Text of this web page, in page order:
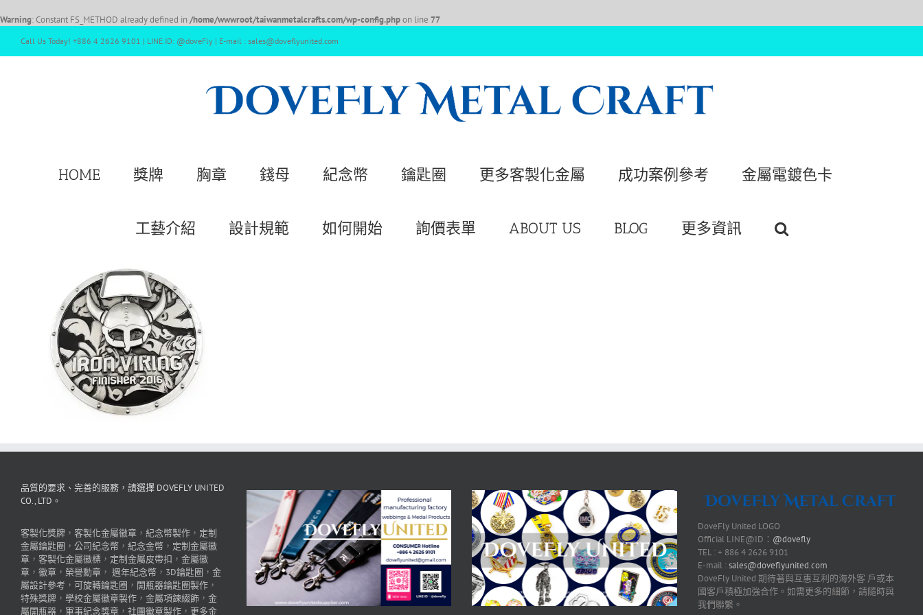
Warning: Constant FS_METHOD already defined in /home/wwwroot/taiwanmetalcrafts.com/wp-config.phpon line 77
Call Us Today! +886 4 2626 9101 | LINE ID: @doveFly | E-mail : sales@doveflyunited.com
HOME 獎牌 胸章 錢母 紀念幣 鑰匙圈 更多客製化金屬 成功案例參考 金屬電鍍色卡
工藝介紹 設計規範 如何開始 詢價表單 ABOUT US BLOG 更多資訊
品質的要求、完善的服務，請選擇 DOVEFLY UNITED
CO., LTD。
客製化獎牌 ， 客製化金屬徽章 ， 紀念幣製作 ， 定制
金屬鑰匙圈 ， 公司紀念幣 ， 紀念金幣 ， 定制金屬徽
章 ， 客製化金屬徽標 ， 定制金屬皮帶扣 ， 金屬徽
章 ， 徽章 ， 榮譽勳章 ， 週年紀念幣 ， 3D鑰匙圈 ， 金
屬設計參考 ， 可旋轉鑰匙圈 ， 開瓶器鑰匙圈製作 ，
特殊獎牌 ， 學校金屬徽章製作 ， 金屬項鍊綴飾 ， 金
屬開瓶器 ， 軍事紀念獎章 ， 社團徽章製作 ， 更多金
DoveFly United LOGO
Official LINE@ID： @dovefly
TEL : + 886 4 2626 9101
E-mail :sales@doveflyunited.com
DoveFly United 期待著與互惠互利的海外客 戶或本
國客戶積極加強合作。如需更多的細節，請隨時與
我們聯繫。